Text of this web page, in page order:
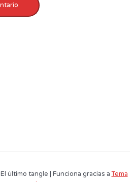
último tangle | Funciona gracias aTema